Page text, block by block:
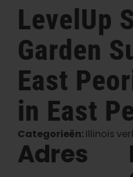
Nederlands
Zoeken:
LevelUp
Garden
East
in East
Categorieën:Illinois
Adres